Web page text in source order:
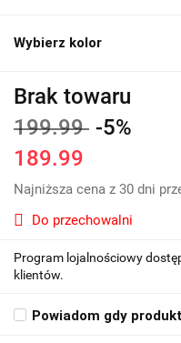
Wybierz kolor
Brak towaru
199.99 -5%
189.99
Najniższa cena z 30 dni
Do przechowalni
Program lojalnościowy
klientów.
Powiadom gdy